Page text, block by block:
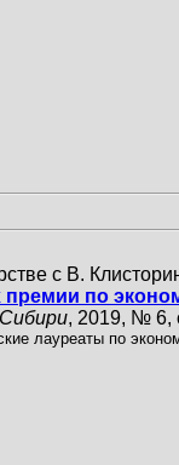
с В.
премии по
, 2019, № 6,
лауреаты по